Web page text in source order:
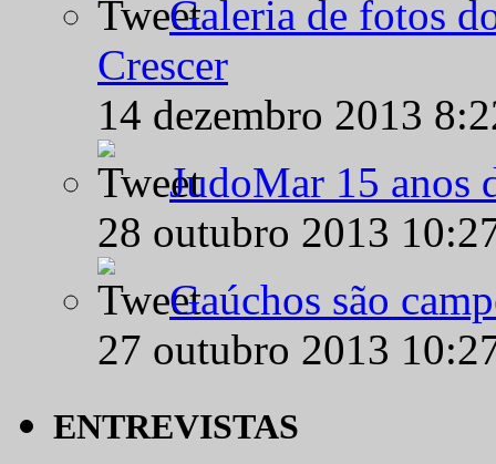
Galeria de fotos
Crescer
14 dezembro 2013
JudoMar 15 anos
28 outubro 2013
Gaúchos são
27 outubro 2013
ENTREVISTAS